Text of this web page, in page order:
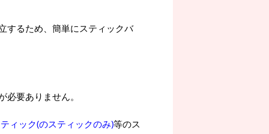
するため、簡単にスティックバ
要ありません。
ィック(のスティックのみ)等のス